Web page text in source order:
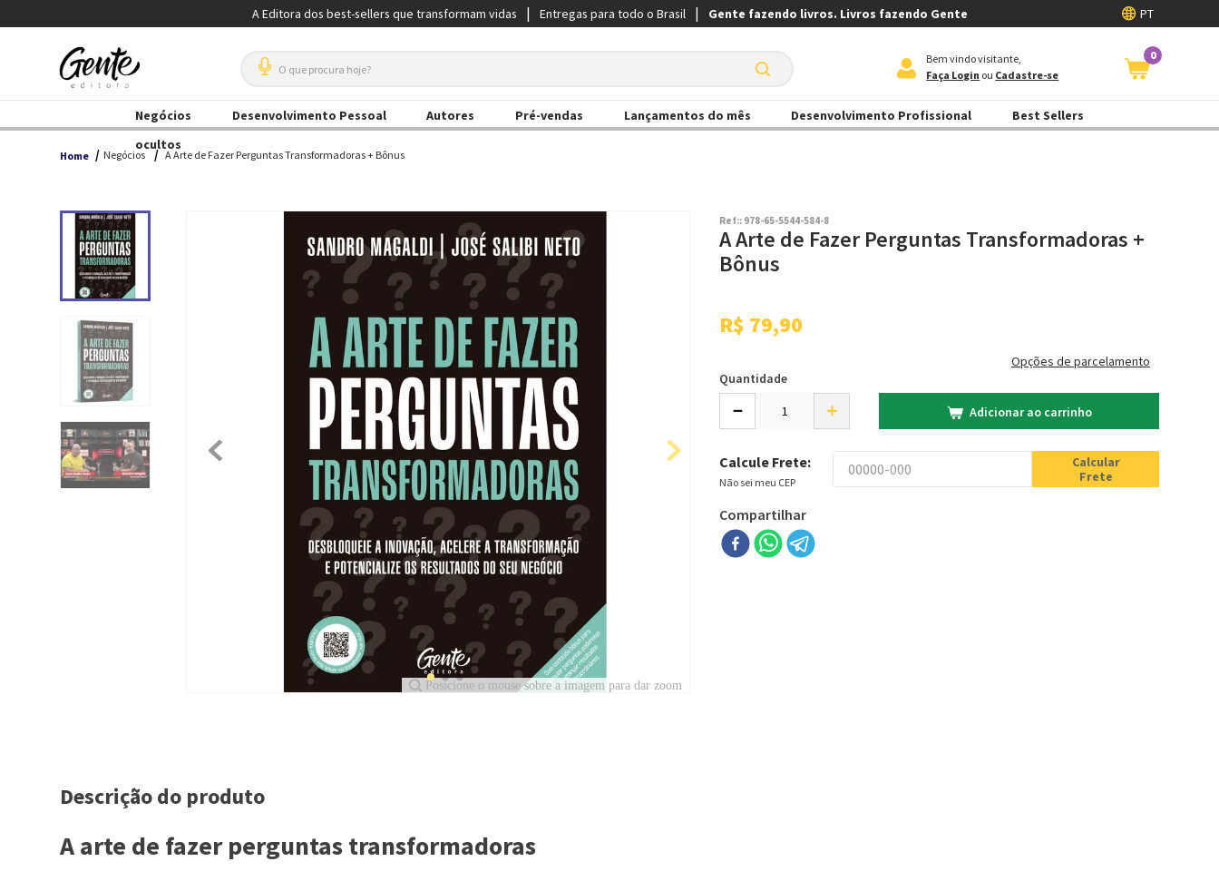
A Editora dos best-sellers que transformam vidas Entregas para todo o Brasil Gente fazendo livros. Livros fazendo Gente PT
O que procura hoje?
Bem vindo visitante,
Faça Login ou Cadastre-se
0
Negócios Desenvolvimento Pessoal Autores Pré-vendas Lançamentos do mês Desenvolvimento Profissional
Best Sellers
ocultos
Home Negócios A Arte de Fazer Perguntas Transformadoras + Bônus
Ref:: 978-65-5544-584-8
A Arte de Fazer Perguntas Transformadoras +
Bônus
R$ 79,90
Opções de parcelamento
Quantidade
＋
－ Adicionar ao carrinho
Calcule Frete:
Não sei meu CEP
Calcular
Frete
Compartilhar
Descrição do produto
A arte de fazer perguntas transformadoras